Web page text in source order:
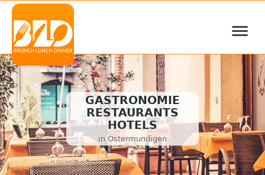
≡
GASTRONOMIE
RESTAURANTS
HOTELS
in Ostermundigen